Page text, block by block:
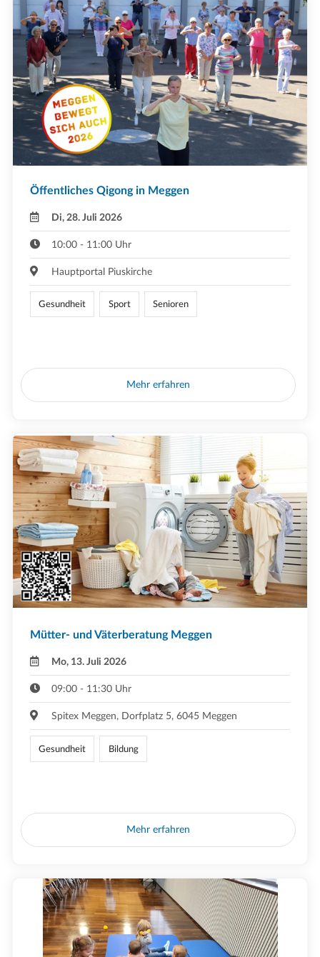
Öffentliches Qigong in Meggen
Di, 28. Juli 2026
10:00 - 11:00 Uhr
Hauptportal Piuskirche
Gesundheit Sport Senioren
Mehr erfahren
Mütter- und Väterberatung Meggen
Mo, 13. Juli 2026
09:00 - 11:30 Uhr
Spitex Meggen, Dorfplatz 5, 6045 Meggen
Gesundheit Bildung
Mehr erfahren